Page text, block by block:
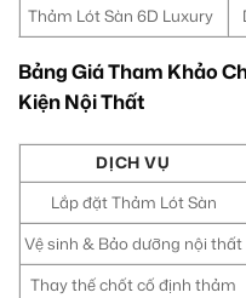
Thảm Lót Sàn 6D Luxury
Bảng Giá Tham Khảo
Kiện Nội Thất
DỊCH VỤ
Lắp đặt Thảm Lót Sàn
Vệ sinh & Bảo dưỡng nội thất
Thay thế chốt cố định thảm